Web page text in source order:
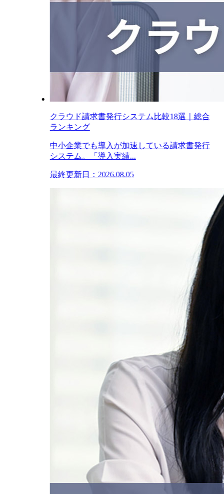
クラウド請求書発行システム比較18選｜総合
ランキング
中小企業でも導入が加速している請求書発行
システム。「導入実績...
最終更新日：2026.08.05